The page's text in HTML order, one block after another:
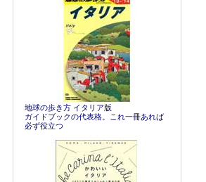
地球の歩き方 イタリア版
ガイドブックの代表格。これ一冊あれば
必ず役立つ